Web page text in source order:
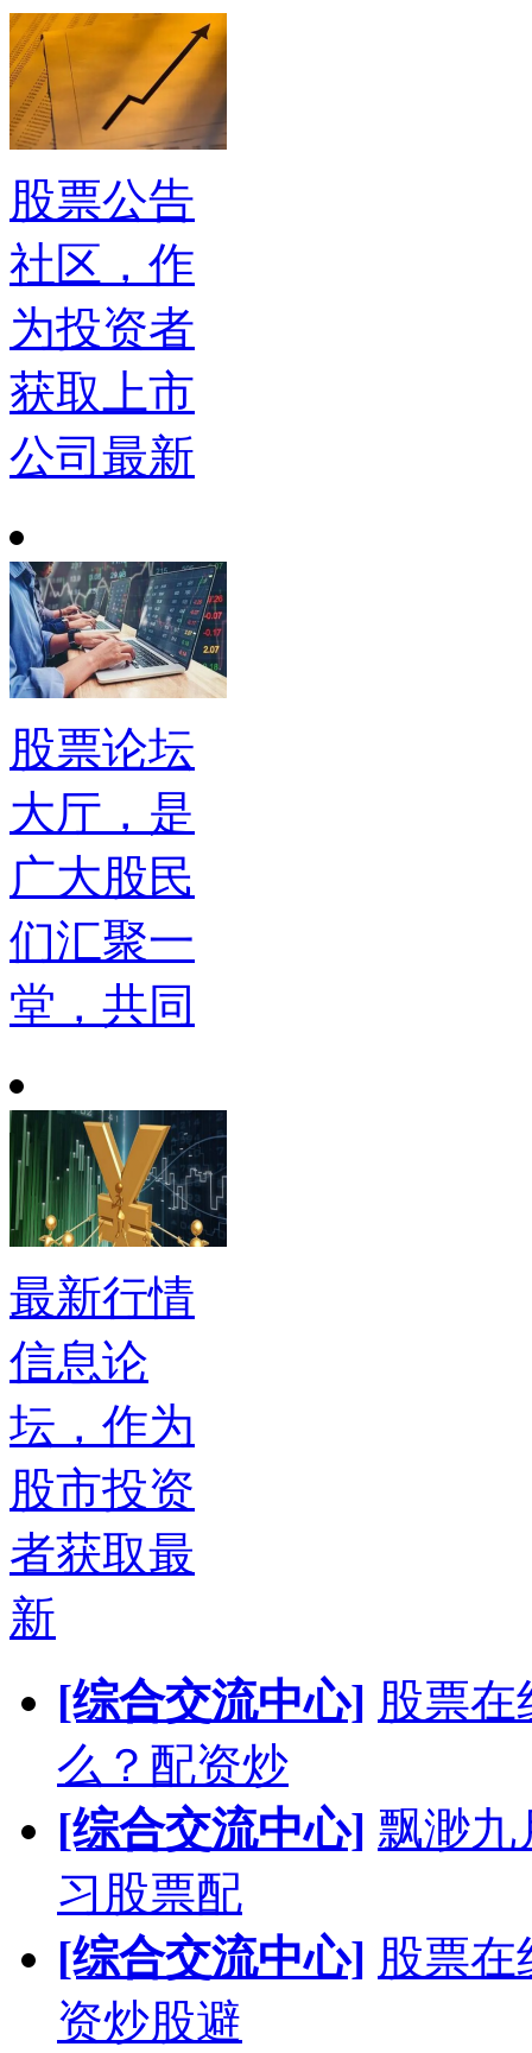
股票公告
社区，作
为投资者
获取上市
公司最新
股票论坛
大厅，是
广大股民
们汇聚一
堂，共同
最新行情
信息论
坛，作为
股市投资
者获取最
新
[综合交流中心] 股票
么？配资炒
[综合交流中心] 飘渺九
习股票配
[综合交流中心] 股票
资炒股避